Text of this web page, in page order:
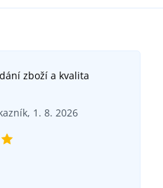
zboží a kvalita
1. 8. 2026